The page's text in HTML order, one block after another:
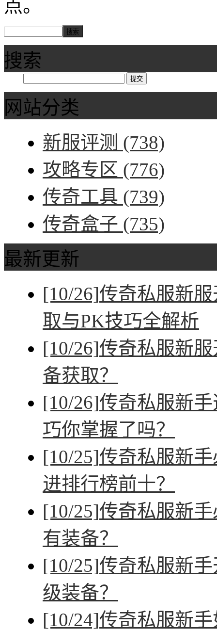
点。
搜索
网站分类
新服评测 (738)
攻略专区 (776)
传奇工具 (739)
传奇盒子 (735)
最新更新
[10/26]传奇私服新
取与PK技巧全解析
[10/26]传奇私服新
备获取？
[10/26]传奇私服新
巧你掌握了吗？
[10/25]传奇私服新
进排行榜前十？
[10/25]传奇私服新
有装备？
[10/25]传奇私服新
级装备？
[10/24]传奇私服新